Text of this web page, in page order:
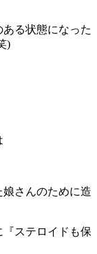
る状態になった
)
さんのために造
ステロイドも保